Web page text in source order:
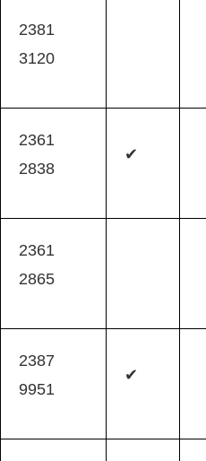
2381
3120
2361
2838
✔
2361
2865
2387
9951
✔